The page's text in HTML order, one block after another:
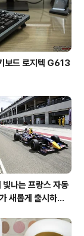
보드 로지텍 G613
나는 프랑스 자동
새롭게 출시하는